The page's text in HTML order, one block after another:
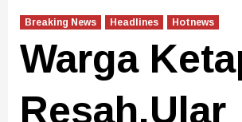
Breaking News Headlines Hotnews
Warga
Resah,Ular